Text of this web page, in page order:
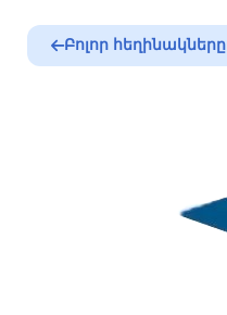
Բոլոր հեղինակները